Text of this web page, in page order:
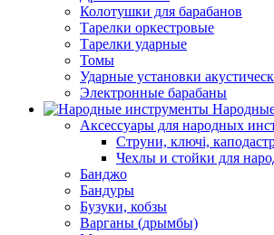
Колотушки для барабанов
Тарелки оркестровые
Тарелки ударные
Томы
Ударные установки
Электронные барабаны
Аксессуары для народных
Струни, ключі,
Чехлы и стойки для
Банджо
Бандуры
Бузуки, кобзы
Варганы (дрымбы)